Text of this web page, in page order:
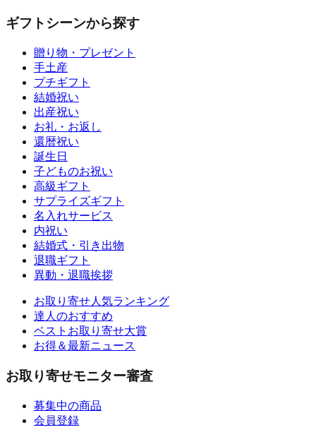
ギフトシーンから探す
贈り物・プレゼント
手土産
プチギフト
結婚祝い
出産祝い
お礼・お返し
還暦祝い
誕生日
子どものお祝い
高級ギフト
サプライズギフト
名入れサービス
内祝い
結婚式・引き出物
退職ギフト
異動・退職挨拶
お取り寄せ人気ランキング
達人のおすすめ
ベストお取り寄せ大賞
お得＆最新ニュース
お取り寄せモニター審査
募集中の商品
会員登録